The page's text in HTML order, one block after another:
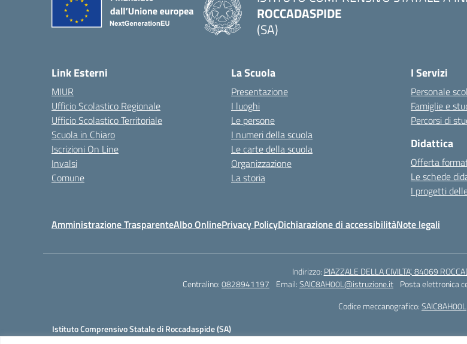
ROCCADASPIDE
(SA)
Link Esterni
MIUR
Ufficio Scolastico Regionale
Ufficio Scolastico Territoriale
Scuola in Chiaro
Iscrizioni On Line
Invalsi
Comune
La Scuola
Presentazione
I luoghi
Le persone
I numeri della scuola
Le carte della scuola
Organizzazione
La storia
I Servizi
Personale
Famiglie e
Percorsi di
Didattica
Offerta
Le schede
I progetti
Amministrazione TrasparenteAlbo OnlinePrivacy PolicyDichiarazione di accessibilitàNote legali
Indirizzo: PIAZZALE DELLA CIVILTA', 84069
Centralino:0828941197 Email:SAIC8AH00L@istruzione.it Posta elettronica
Codice meccanografico:SAIC8AH00L
Istituto Comprensivo Statale di Roccadaspide (SA)